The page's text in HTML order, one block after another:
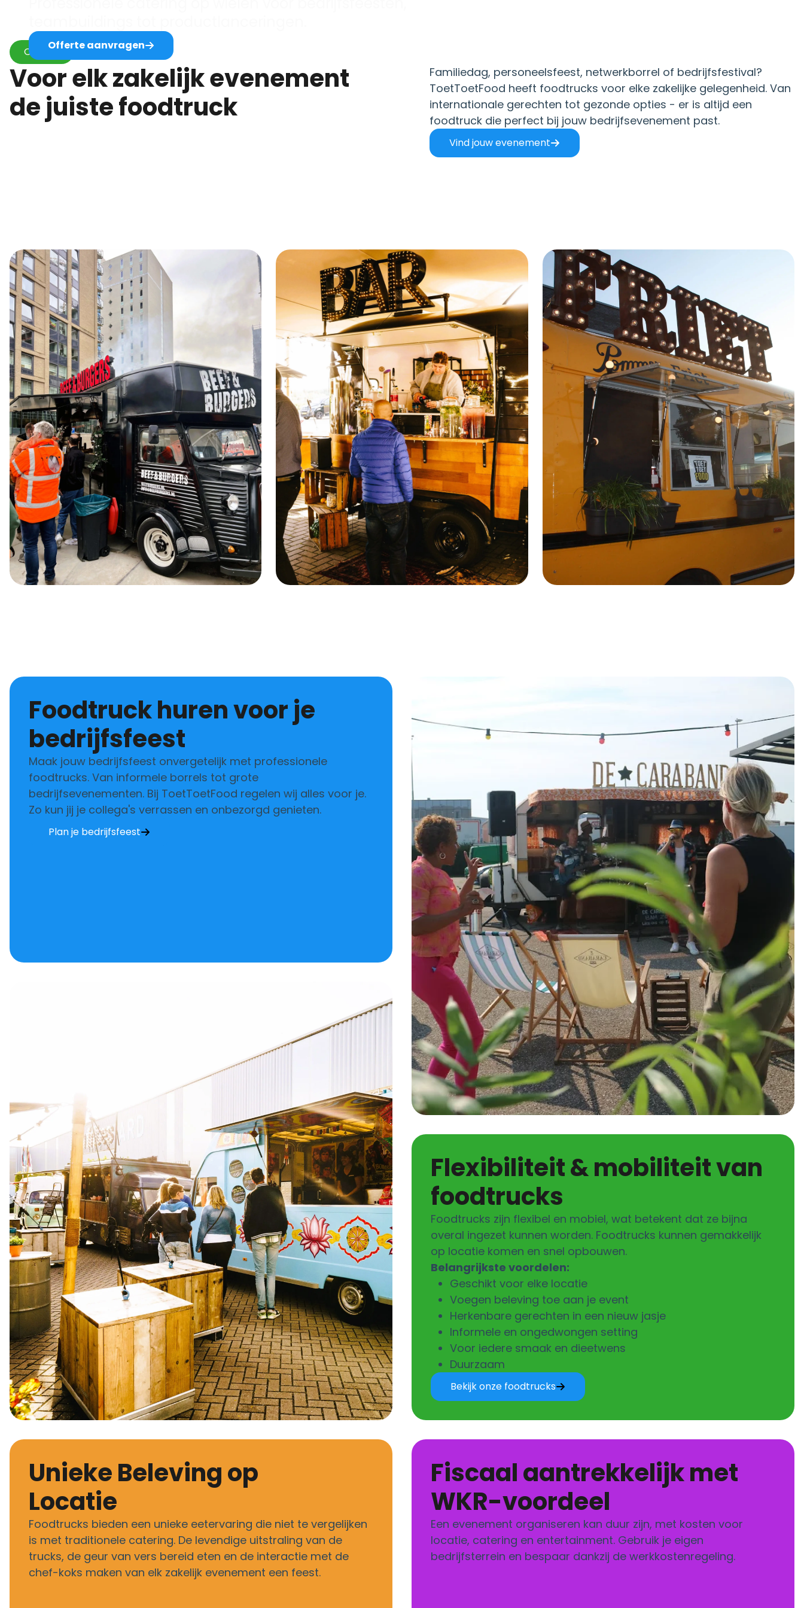
Offerte aanvragen
Ontdek
Voor elk zakelijk evenement
de juiste foodtruck
Familiedag, personeelsfeest, netwerkborrel of bedrijfsfestival?
ToetToetFood heeft foodtrucks voor elke zakelijke gelegenheid. Van
internationale gerechten tot gezonde opties - er is altijd een
foodtruck die perfect bij jouw bedrijfsevenement past.
Vind jouw evenement
Foodtruck huren voor je
bedrijfsfeest
Maak jouw bedrijfsfeest onvergetelijk met professionele
foodtrucks. Van informele borrels tot grote
bedrijfsevenementen. Bij ToetToetFood regelen wij alles voor je.
Zo kun jij je collega's verrassen en onbezorgd genieten.
Plan je bedrijfsfeest
Flexibiliteit & mobiliteit van
foodtrucks
Foodtrucks zijn flexibel en mobiel, wat betekent dat ze bijna
overal ingezet kunnen worden. Foodtrucks kunnen gemakkelijk
op locatie komen en snel opbouwen.
Belangrijkste voordelen:
Geschikt voor elke locatie
Voegen beleving toe aan je event
Herkenbare gerechten in een nieuw jasje
Informele en ongedwongen setting
Voor iedere smaak en dieetwens
Duurzaam
Bekijk onze foodtrucks
Unieke Beleving op
Locatie
Foodtrucks bieden een unieke eetervaring die niet te vergelijken
is met traditionele catering. De levendige uitstraling van de
trucks, de geur van vers bereid eten en de interactie met de
chef-koks maken van elk zakelijk evenement een feest.
Fiscaal aantrekkelijk met
WKR-voordeel
Een evenement organiseren kan duur zijn, met kosten voor
locatie, catering en entertainment. Gebruik je eigen
bedrijfsterrein en bespaar dankzij de werkkostenregeling.